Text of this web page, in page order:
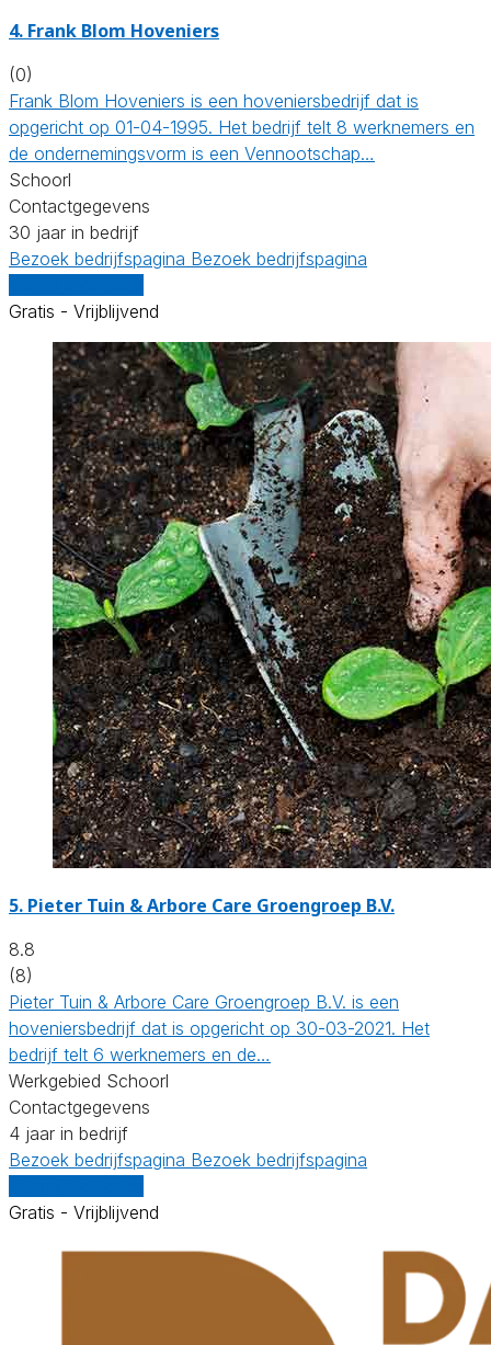
4. Frank Blom Hoveniers
(0)
Frank Blom Hoveniers is een hoveniersbedrijf dat is
opgericht op 01-04-1995. Het bedrijf telt 8 werknemers en
de ondernemingsvorm is een Vennootschap…
Schoorl
Contactgegevens
30 jaar in bedrijf
Bezoek bedrijfspagina Bezoek bedrijfspagina
Gratis - Vrijblijvend
5. Pieter Tuin & Arbore Care Groengroep B.V.
8.8
(8)
Pieter Tuin & Arbore Care Groengroep B.V. is een
hoveniersbedrijf dat is opgericht op 30-03-2021. Het
bedrijf telt 6 werknemers en de…
Werkgebied Schoorl
Contactgegevens
4 jaar in bedrijf
Bezoek bedrijfspagina Bezoek bedrijfspagina
Gratis - Vrijblijvend